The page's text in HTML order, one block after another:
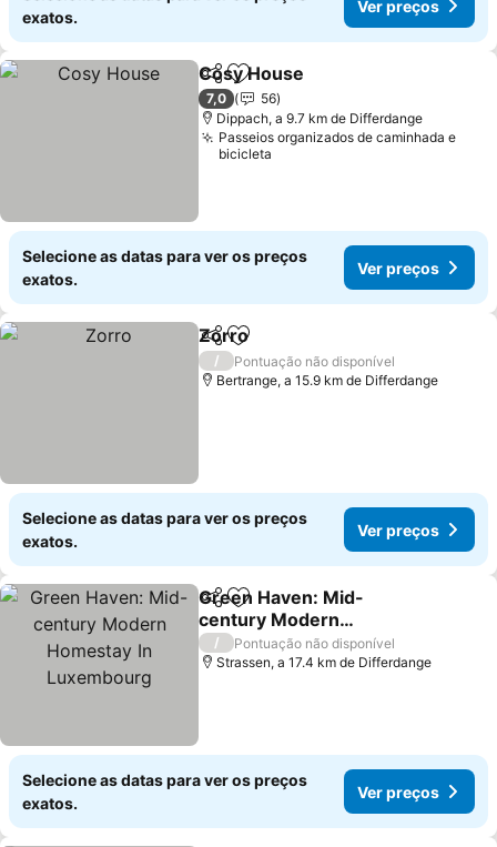
exatos.
Ver preços
PartilharAdicionar aos favoritos
Cosy House
7,0
56
Dippach, a 9.7 km de Differdange
Passeios organizados de caminhada e
bicicleta
Selecione as datas para ver os preços
exatos.
Ver preços
PartilharAdicionar aos favoritos
Zorro
/
Pontuação não disponível
Bertrange, a 15.9 km de Differdange
Selecione as datas para ver os preços
exatos.
Ver preços
PartilharAdicionar aos favoritos
Green Haven: Mid-
century Modern
Homestay In Luxembourg
Ver preços
/
Pontuação não disponível
Strassen, a 17.4 km de Differdange
Selecione as datas para ver os preços
exatos.
Ver preços